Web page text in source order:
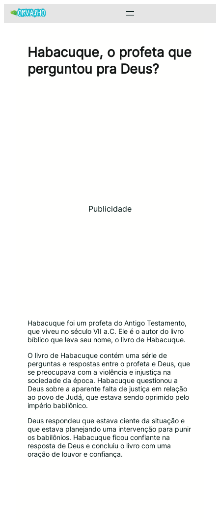
Pular
para
Habacuque, o profeta que
perguntou pra Deus?
Publicidade
Habacuque foi um profeta do Antigo Testamento,
que viveu no século VII a.C. Ele é o autor do livro
bíblico que leva seu nome, o livro de Habacuque.
O livro de Habacuque contém uma série de
perguntas e respostas entre o profeta e Deus, que
se preocupava com a violência e injustiça na
sociedade da época. Habacuque questionou a
Deus sobre a aparente falta de justiça em relação
ao povo de Judá, que estava sendo oprimido pelo
império babilônico.
Deus respondeu que estava ciente da situação e
que estava planejando uma intervenção para punir
os babilônios. Habacuque ficou confiante na
resposta de Deus e concluiu o livro com uma
oração de louvor e confiança.